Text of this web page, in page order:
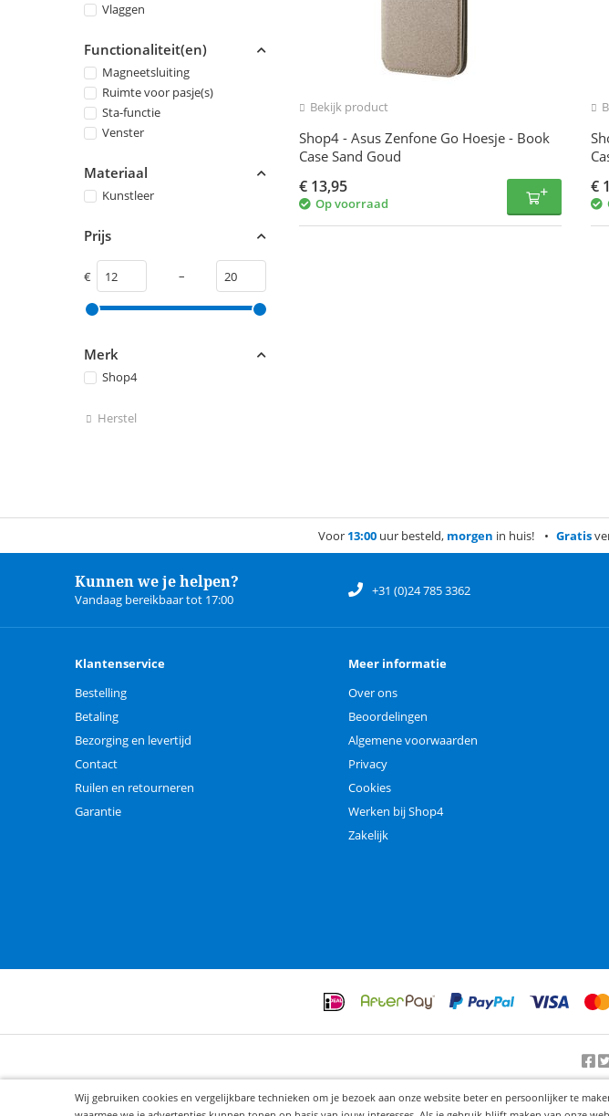
Vlaggen
Functionaliteit(en)
Magneetsluiting
Ruimte voor pasje(s)
Sta-functie
Venster
Materiaal
Kunstleer
Prijs
€ –
Merk
Shop4
Herstel
Bekijk product
Shop4 - Asus Zenfone Go Hoesje - Book
Case Sand Goud
€ 13,95
Op voorraad
€
Voor 13:00 uur besteld, morgen in huis! Gratis
Kunnen we je helpen?
Vandaag bereikbaar tot 17:00
+31 (0)24 785 3362
Klantenservice
Bestelling
Betaling
Bezorging en levertijd
Contact
Ruilen en retourneren
Garantie
Meer informatie
Over ons
Beoordelingen
Algemene voorwaarden
Privacy
Cookies
Werken bij Shop4
Zakelijk
Beoordeling door klanten:
© 2012-2026
Wij gebruiken cookies en vergelijkbare technieken om je bezoek aan onze website beter en persoonlijker te